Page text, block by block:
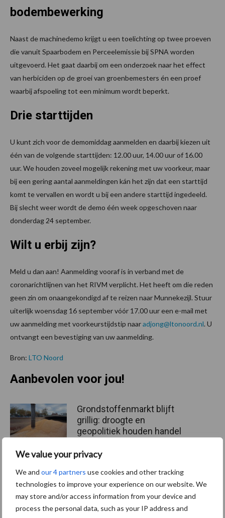
We value your privacy
We and our 4 partners use cookies and other tracking
technologies to improve your experience on our website. We
may store and/or access information from your device and
process the personal data, such as your IP address and
bodembewerking
Naast de machinedemo krijgt u een toelichting op twee proeven
die vanuit Spaarbodem en Perceelemissie bij SPNA worden
uitgevoerd. Het gaat daarbij om een onderzoek naar het effect
van herbiciden op de groei van groenbemesters én een proef
waarbij afspoeling tot een minimum wordt beperkt.
Drie starttijden
U kunt zich voor de demomiddag aanmelden en daarbij kiezen uit
één van de volgende starttijden: 12.00 uur, 14.00 uur of 16.00
uur. We houden zoveel mogelijk rekening met uw voorkeur, maar
bij een gering aantal aanmeldingen kán het zijn dat een starttijd
komt te vervallen en wordt u bij een andere starttijd ingedeeld.
Bij slecht weer wordt de demo één week opgeschoven naar
donderdag 24 september.
Wilt u erbij zijn?
Meld u dan aan! Aanmelding vooraf is in verband met de
coronarichtlijnen van het RIVM verplicht. Het heeft om die reden
geen zin om onaangekondigd af te reizen naar Munnekezijl. Stuur
uiterlijk woensdag 16 september vóór 17.00 uur een e-mail met
uw aanmelding met voorkeurstijdstip naaradjong@ltonoord.nl. U
ontvangt een bevestiging van uw aanmelding.
Bron: LTO Noord
Aanbevolen voor jou!
Grondstoffenmarkt blijft
grillig: droogte en
geopolitiek houden handel
De speenhuid: een vaak
onderschatte risicofactor
voor mastitis